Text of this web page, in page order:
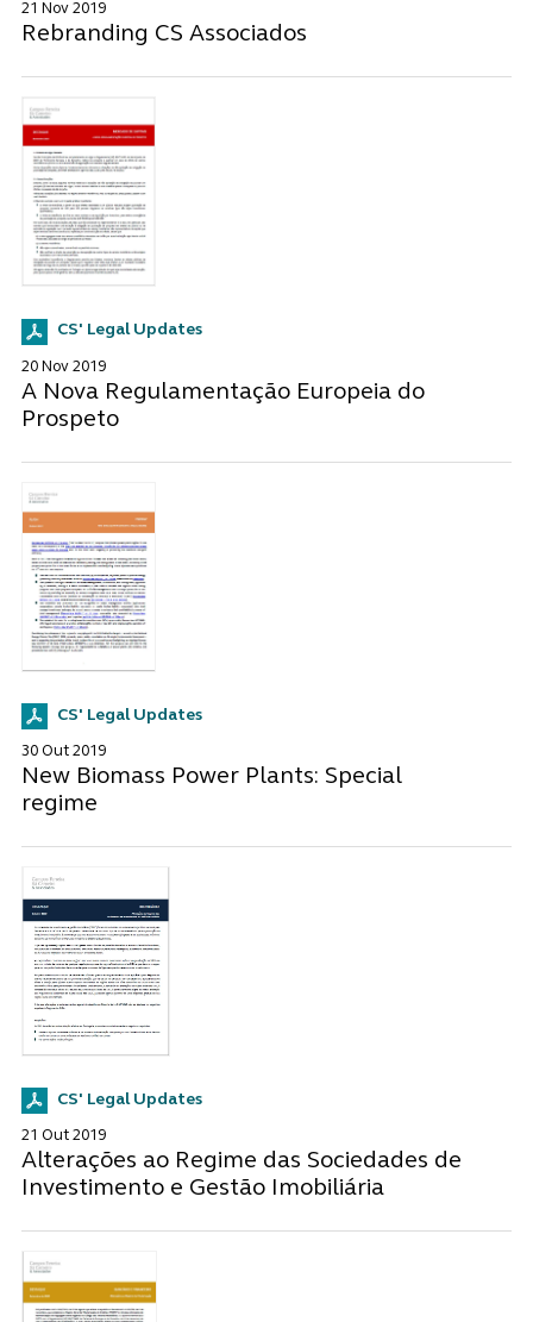
21 Nov 2019
Rebranding CS Associados
CS' Legal Updates
20 Nov 2019
A Nova Regulamentação Europeia do
Prospeto
CS' Legal Updates
30 Out 2019
New Biomass Power Plants: Special
regime
CS' Legal Updates
21 Out 2019
Alterações ao Regime das Sociedades de
Investimento e Gestão Imobiliária